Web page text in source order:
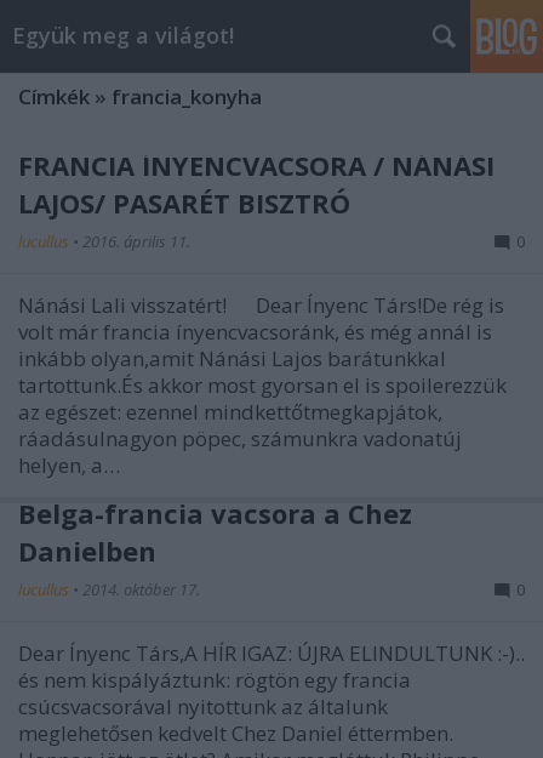
Együk meg a világot!
Címkék » francia_konyha
FRANCIA ÍNYENCVACSORA / NÁNÁSI
LAJOS/ PASARÉT BISZTRÓ
lucullus • 2016. április 11. 0
Nánási Lali visszatért! Dear Ínyenc Társ!De rég is
volt már francia ínyencvacsoránk, és még annál is
inkább olyan,amit Nánási Lajos barátunkkal
tartottunk.És akkor most gyorsan el is spoilerezzük
az egészet: ezennel mindkettőtmegkapjátok,
ráadásulnagyon pöpec, számunkra vadonatúj
helyen, a…
Belga-francia vacsora a Chez
Danielben
lucullus • 2014. október 17. 0
Dear Ínyenc Társ,A HÍR IGAZ: ÚJRA ELINDULTUNK :-)..
és nem kispályáztunk: rögtön egy francia
csúcsvacsorával nyitottunk az általunk
meglehetősen kedvelt Chez Daniel éttermben.